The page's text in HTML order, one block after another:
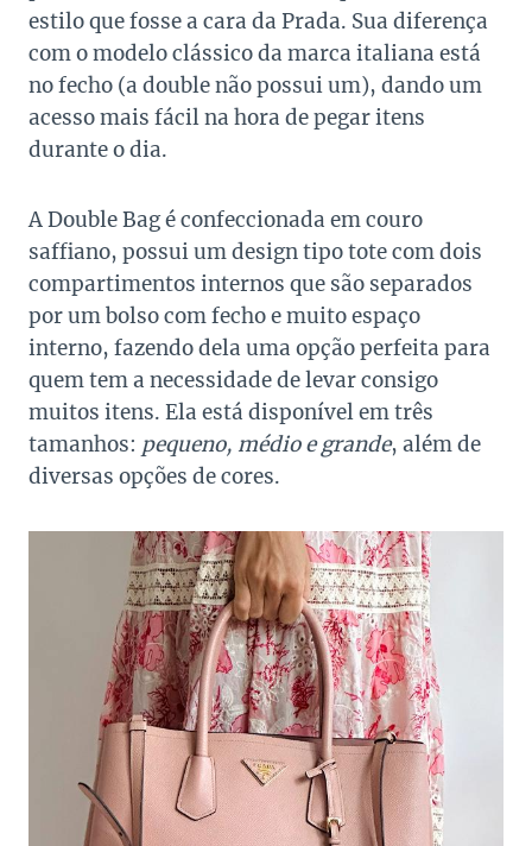
estilo que fosse a cara da Prada. Sua diferença
com o modelo clássico da marca italiana está
no fecho (a double não possui um), dando um
acesso mais fácil na hora de pegar itens
durante o dia.
A Double Bag é confeccionada em couro
saffiano, possui um design tipo tote com dois
compartimentos internos que são separados
por um bolso com fecho e muito espaço
interno, fazendo dela uma opção perfeita para
quem tem a necessidade de levar consigo
muitos itens. Ela está disponível em três
tamanhos: pequeno, médio e grande, além de
diversas opções de cores.